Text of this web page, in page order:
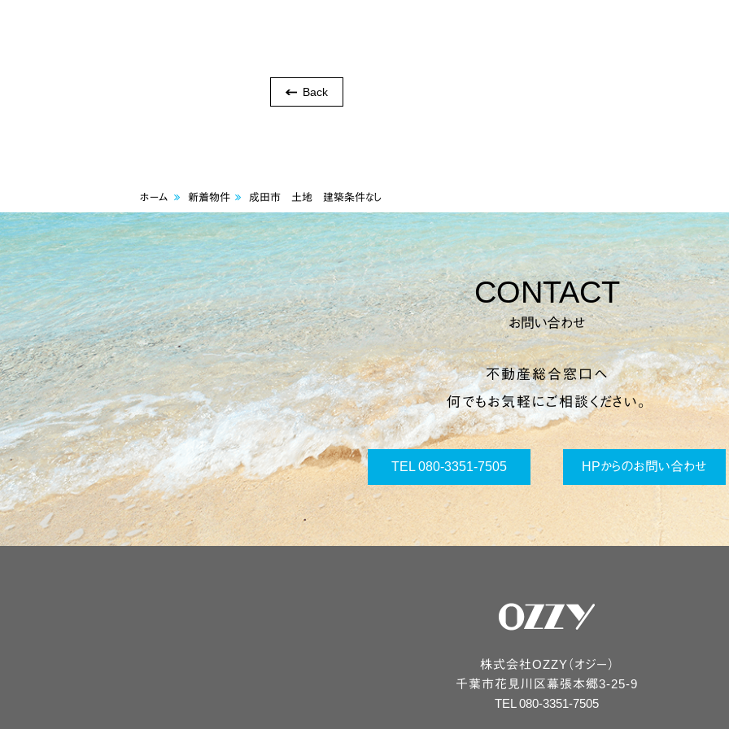
Back
ホーム 新着物件 成田市 土地 建築条件なし
CONTACT
お問い合わせ
不動産総合窓口へ
何でもお気軽にご相談ください。
TEL 080-3351-7505 HPからのお問い合わせ
株式会社OZZY（オジー）
千葉市花見川区幕張本郷3-25-9
TEL 080-3351-7505